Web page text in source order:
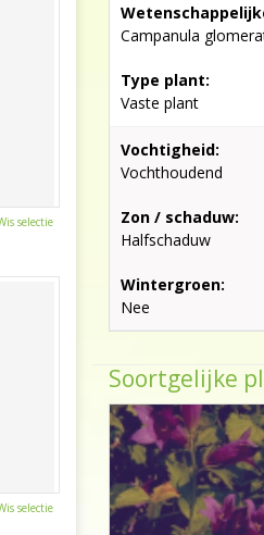
Campanula
Type plant:
Vaste plant
Vochtigheid:
Vochthoudend
Zon / schaduw:
Halfschaduw
Wintergroen:
Nee
Soortgelijke
selectie
selectie